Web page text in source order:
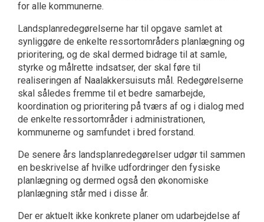
for alle kommunerne.
Landsplanredegørelserne har til opgave samlet at
synliggøre de enkelte ressortområders planlægning og
prioritering, og de skal dermed bidrage til at samle,
styrke og målrette indsatser, der skal føre til
realiseringen af Naalakkersuisuts mål. Redegørelserne
skal således fremme til et bedre samarbejde,
koordination og prioritering på tværs af og i dialog med
de enkelte ressortområder i administrationen,
kommunerne og samfundet i bred forstand.
De senere års landsplanredegørelser udgør til sammen
en beskrivelse af hvilke udfordringer den fysiske
planlægning og dermed også den økonomiske
planlægning står med i disse år.
Der er aktuelt ikke konkrete planer om udarbejdelse af